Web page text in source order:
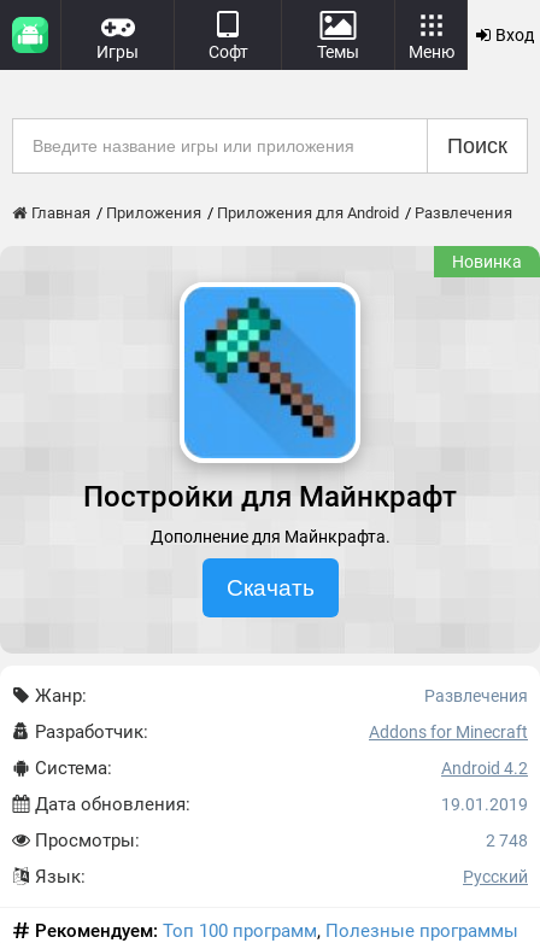
Игры Софт Темы Меню
Вход
Поиск
Главная Приложения Приложения для Android Развлечения
Новинка
Постройки для Майнкрафт
Дополнение для Майнкрафта.
Скачать
Жанр: Развлечения
Разработчик: Addons for Minecraft
Система: Android 4.2
Дата обновления: 19.01.2019
Просмотры: 2 748
Язык: Русский
Рекомендуем: Топ 100 программ, Полезные программы